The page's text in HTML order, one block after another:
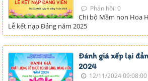
Phản hồi: 0
Chi bộ Mầm non Hoa
Lễ kết nạp Đảng năm 2025
Đánh giá xếp lại
2024
12/11/2024